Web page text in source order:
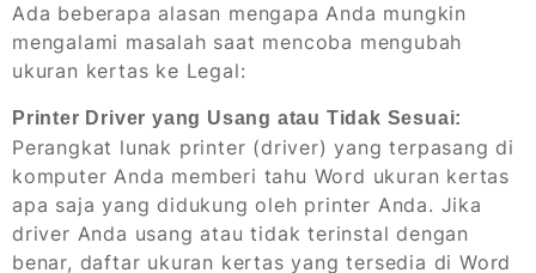
Ada beberapa alasan mengapa Anda mungkin
mengalami masalah saat mencoba mengubah
ukuran kertas ke Legal:
Printer Driver yang Usang atau Tidak Sesuai:
Perangkat lunak printer (driver) yang terpasang di
komputer Anda memberi tahu Word ukuran kertas
apa saja yang didukung oleh printer Anda. Jika
driver Anda usang atau tidak terinstal dengan
benar, daftar ukuran kertas yang tersedia di Word